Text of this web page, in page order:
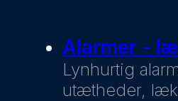
Alarmer -
Lynhurtig
utætheder,